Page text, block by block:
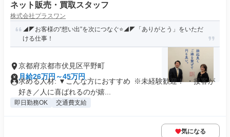
ネット販売・買取スタッフ
株式会社プラスワン
◢◤お客様の“想い出”を次につなぐ⭐◢◤「ありがとう」をいただ
ける仕事！
京都府京都市伏見区平野町
月給26万円～45万円
求める人材: ▼こんな方におすすめ ※未経験歓迎！ ・接客が
好き／人に喜ばれるのが嬉...
即日勤務OK 交通費支給
気になる